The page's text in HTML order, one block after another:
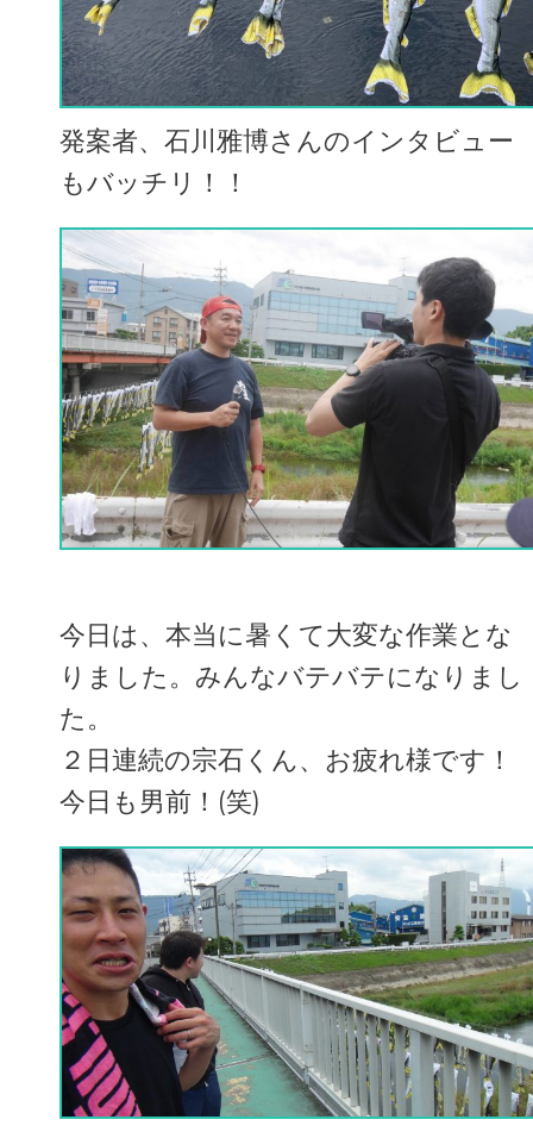
発案者、石川雅博さんのインタビュー
もバッチリ！！
今日は、本当に暑くて大変な作業とな
りました。みんなバテバテになりまし
た。
２日連続の宗石くん、お疲れ様です！
今日も男前！(笑)